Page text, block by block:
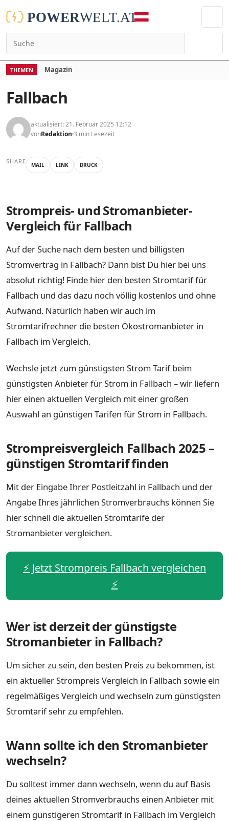
THEMEN Magazin
Fallbach
aktualisiert: 21. Februar 2025 12:12
vonRedaktion 3 min Lesezeit
SHARE MAIL LINK DRUCK
Strompreis- und Stromanbieter-
Vergleich für Fallbach
Auf der Suche nach dem besten und billigsten
Stromvertrag in Fallbach? Dann bist Du hier bei uns
absolut richtig! Finde hier den besten Stromtarif für
Fallbach und das dazu noch völlig kostenlos und ohne
Aufwand. Natürlich haben wir auch im
Stromtarifrechner die besten Ökostromanbieter in
Fallbach im Vergleich.
Wechsle jetzt zum günstigsten Strom Tarif beim
günstigsten Anbieter für Strom in Fallbach – wir liefern
hier einen aktuellen Vergleich mit einer großen
Auswahl an günstigen Tarifen für Strom in Fallbach.
Strompreisvergleich Fallbach 2025 –
günstigen Stromtarif finden
Mit der Eingabe Ihrer Postleitzahl in Fallbach und der
Angabe Ihres jährlichen Stromverbrauchs können Sie
hier schnell die aktuellen Stromtarife der
Stromanbieter vergleichen.
⚡️ Jetzt Strompreis Fallbach vergleichen
⚡️
Wer ist derzeit der günstigste
Stromanbieter in Fallbach?
Um sicher zu sein, den besten Preis zu bekommen, ist
ein aktueller Strompreis Vergleich in Fallbach sowie ein
regelmäßiges Vergleich und wechseln zum günstigsten
Stromtarif sehr zu empfehlen.
Wann sollte ich den Stromanbieter
wechseln?
Du solltest immer dann wechseln, wenn du auf Basis
deines aktuellen Stromverbrauchs einen Anbieter mit
einem günstigeren Stromtarif in Fallbach im Vergleich